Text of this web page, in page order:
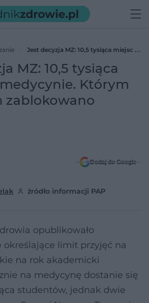
Jest decyzja MZ: 10,5 tysiąca miejsc na
zablokowano nabór?
MZ: 10,5 tysiąca
Którym
zablokowano
Dodaj do Google
źródło informacji PAP
opublikowało
określające limit przyjęć na
na rok akademicki
na medycynę dostanie się
studentów, jednak dwie